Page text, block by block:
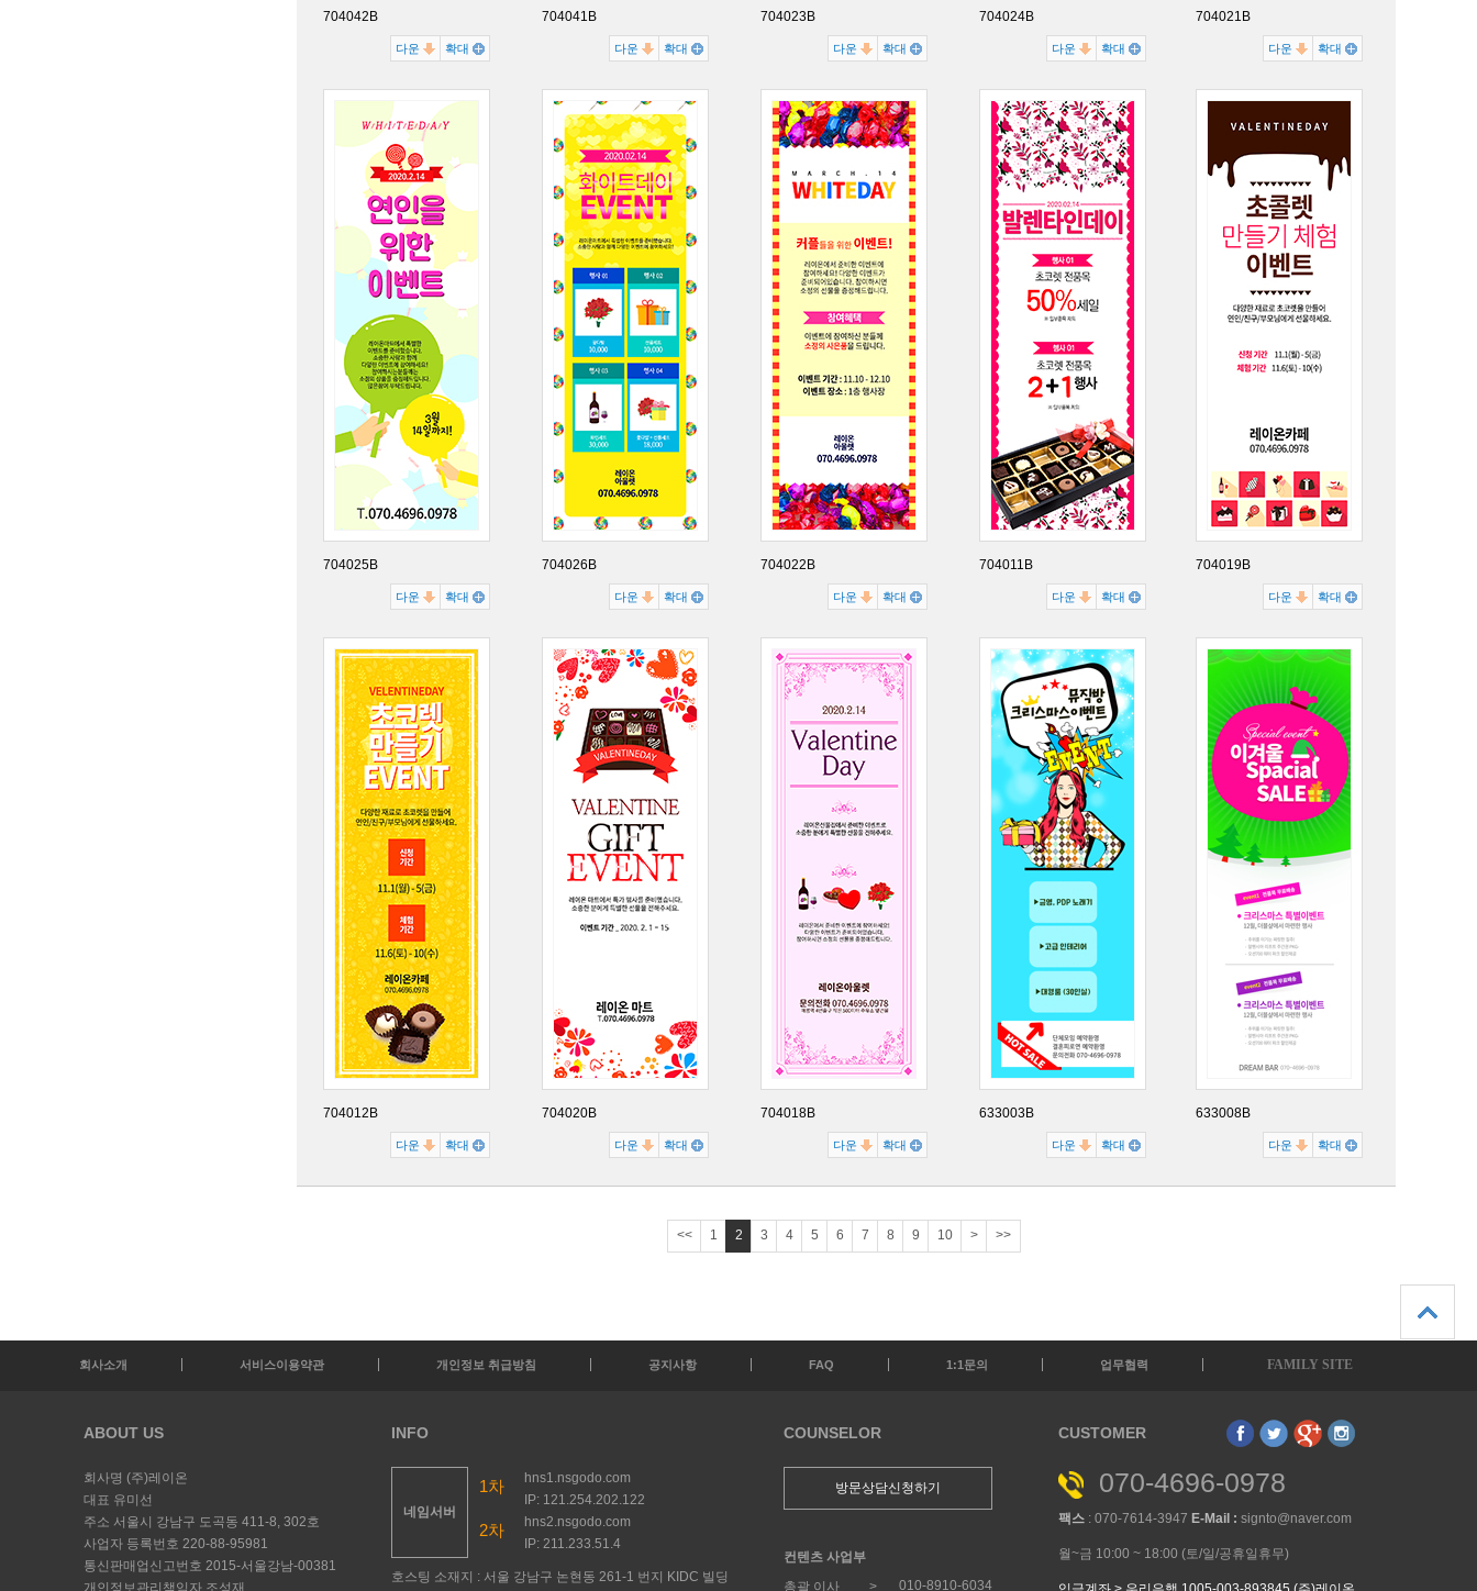
704042B
다운 확대
704041B
다운 확대
704023B
다운 확대
704024B
다운 확대
704021B
다운 확대
704025B
다운 확대
704026B
다운 확대
704022B
다운 확대
704011B
다운 확대
704019B
다운 확대
704012B
다운 확대
704020B
다운 확대
704018B
다운 확대
633003B
다운 확대
633008B
다운 확대
<< 1 2 3 4 5 6 7 8 9 10 > >>
FAMILY SITE
회사소개 서비스이용약관 개인정보 취급방침 공지사항 FAQ 1:1문의 업무협력
ABOUT US
회사명 (주)레이온
대표 유미선
주소 서울시 강남구 도곡동 411-8, 302호
사업자 등록번호 220-88-95981
통신판매업신고번호 2015-서울강남-00381
개인정보관리책임자 조성재
INFO
네임서버
1차
hns1.nsgodo.com
IP: 121.254.202.122
2차
hns2.nsgodo.com
IP: 211.233.51.4
호스팅 소재지 : 서울 강남구 논현동 261-1 번지 KIDC 빌딩
COUNSELOR
방문상담신청하기
컨텐츠 사업부
총괄 이사 >
010-8910-6034
CUSTOMER
070-4696-0978
팩스 : 070-7614-3947 E-Mail : signto@naver.com
월~금 10:00 ~ 18:00 (토/일/공휴일휴무)